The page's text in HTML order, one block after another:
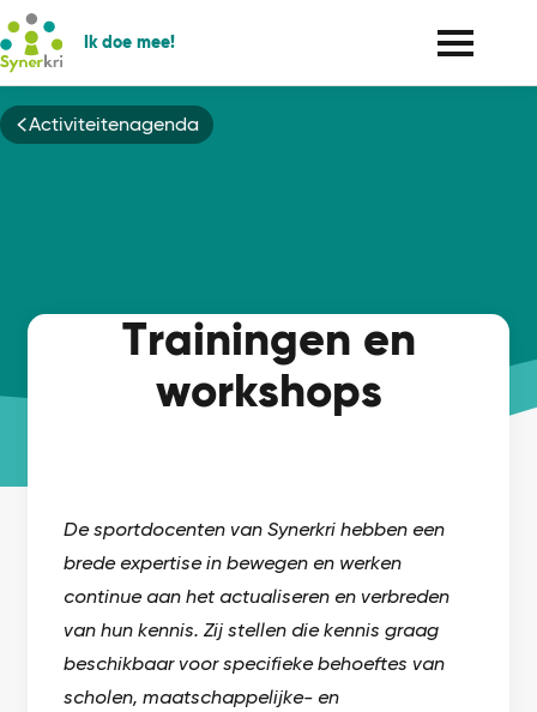
Ik doe mee!
Kruimelpad
Activiteitenagenda
Trainingen en
workshops
De sportdocenten van Synerkri hebben een
brede expertise in bewegen en werken
continue aan het actualiseren en verbreden
van hun kennis. Zij stellen die kennis graag
beschikbaar voor specifieke behoeftes van
scholen, maatschappelijke- en